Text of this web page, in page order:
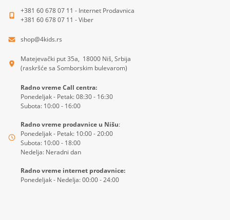
+381 60 678 07 11 - Internet Prodavnica
+381 60 678 07 11 - Viber
shop@4kids.rs
Matejevački put 35a, 18000 Niš, Srbija
(raskršće sa Somborskim bulevarom)
Radno vreme Call centra:
Ponedeljak - Petak: 08:30 - 16:30
Subota: 10:00 - 16:00
Radno vreme prodavnice u Nišu:
Ponedeljak - Petak: 10:00 - 20:00
Subota: 10:00 - 18:00
Nedelja: Neradni dan
Radno vreme internet prodavnice:
Ponedeljak - Nedelja: 00:00 - 24:00